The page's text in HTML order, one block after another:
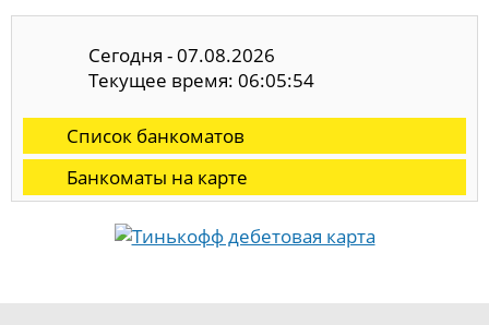
Сегодня - 07.08.2026
Текущее время: 06:05:55
Список банкоматов
Банкоматы на карте